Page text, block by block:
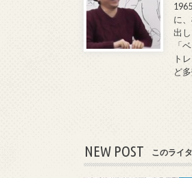
に
出
「
ト
ど
NEW POST このライ